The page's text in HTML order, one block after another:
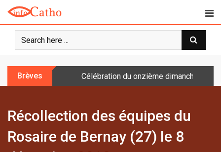
o
Brèves Célébration du onzième dimanche
Récollection des équipes du
Rosaire de Bernay (27) le 8